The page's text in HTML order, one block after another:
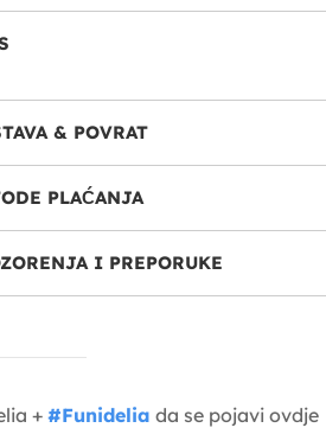
& POVRAT
PLAĆANJA
I PREPORUKE
+ #Funidelia da se pojavi ovdje